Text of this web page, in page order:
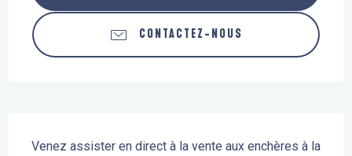
CONTACTEZ-NOUS
Venez assister en direct à la vente aux enchères à la